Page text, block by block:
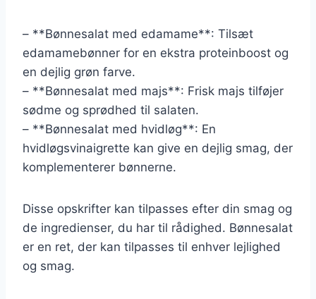
– **Bønnesalat med edamame**: Tilsæt
edamamebønner for en ekstra proteinboost og
en dejlig grøn farve.
– **Bønnesalat med majs**: Frisk majs tilføjer
sødme og sprødhed til salaten.
– **Bønnesalat med hvidløg**: En
hvidløgsvinaigrette kan give en dejlig smag, der
komplementerer bønnerne.
Disse opskrifter kan tilpasses efter din smag og
de ingredienser, du har til rådighed. Bønnesalat
er en ret, der kan tilpasses til enhver lejlighed
og smag.